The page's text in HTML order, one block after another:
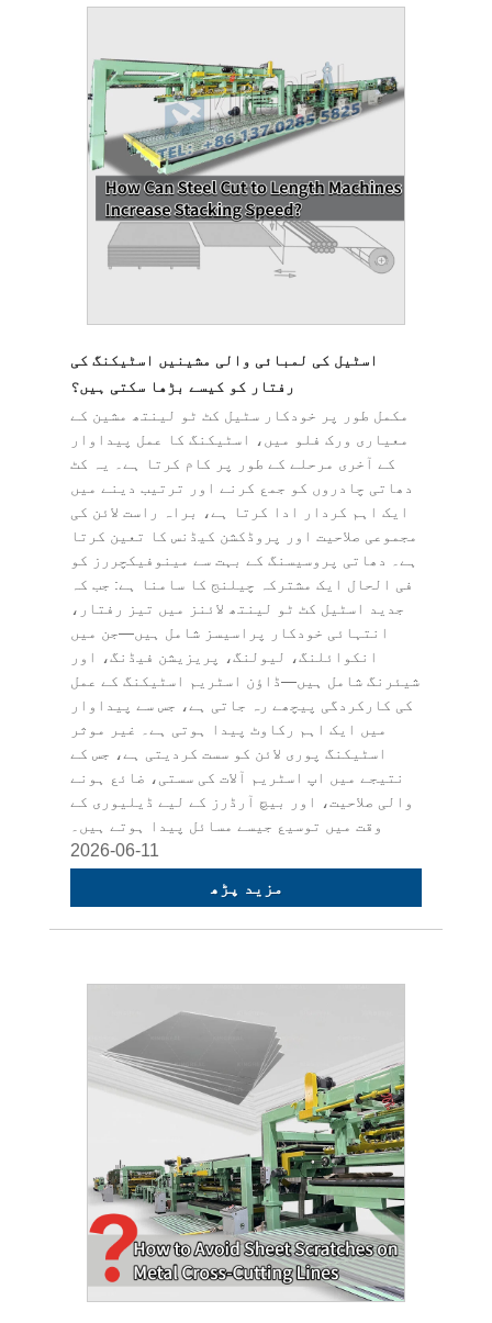
اسٹیل کی لمبائی والی مشینیں اسٹیکنگ کی
رفتار کو کیسے بڑھا سکتی ہیں؟
مکمل طور پر خودکار سٹیل کٹ ٹو لینتھ مشین کے
معیاری ورک فلو میں، اسٹیکنگ کا عمل پیداوار
کے آخری مرحلے کے طور پر کام کرتا ہے۔ یہ کٹ
دھاتی چادروں کو جمع کرنے اور ترتیب دینے میں
ایک اہم کردار ادا کرتا ہے، براہ راست لائن کی
مجموعی صلاحیت اور پروڈکشن کیڈنس کا تعین کرتا
ہے۔ دھاتی پروسیسنگ کے بہت سے مینوفیکچررز کو
فی الحال ایک مشترکہ چیلنج کا سامنا ہے: جب کہ
جدید اسٹیل کٹ ٹو لینتھ لائنز میں تیز رفتار،
انتہائی خودکار پراسیسز شامل ہیں—جن میں
انکوائلنگ، لیولنگ، پریزیشن فیڈنگ، اور
شیئرنگ شامل ہیں—ڈاؤن اسٹریم اسٹیکنگ کے عمل
کی کارکردگی پیچھے رہ جاتی ہے، جس سے پیداوار
میں ایک اہم رکاوٹ پیدا ہوتی ہے۔ غیر موثر
اسٹیکنگ پوری لائن کو سست کردیتی ہے، جس کے
نتیجے میں اپ اسٹریم آلات کی سستی، ضائع ہونے
والی صلاحیت، اور بیچ آرڈرز کے لیے ڈیلیوری کے
وقت میں توسیع جیسے مسائل پیدا ہوتے ہیں۔
2026-06-11
مزید پڑھ